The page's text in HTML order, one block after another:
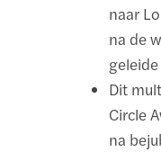
naar
na de
Dit
Circle
na